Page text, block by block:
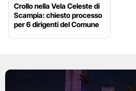
Crollo nella Vela Celeste di
Scampia: chiesto processo
per 6 dirigenti del Comune